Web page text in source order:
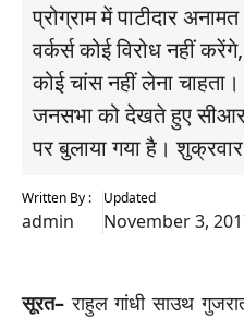
प्रोग्राम में पाटीदार
वर्कर्स कोई विरोध नहीं
कोई चांस नहीं लेना
जनसभा को देखते हुए
पर बुलाया गया है। शुक्रवार
Written By :
admin
Updated
November 3,
सूरत– राहुल गांधी साउथ